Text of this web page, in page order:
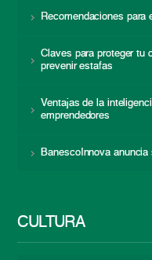
Recomendaciones para
Claves para proteger tu
prevenir estafas
Ventajas de la
emprendedores
BanescoInnova
CULTURA